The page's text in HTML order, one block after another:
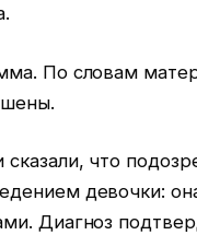
По словам
что
девочки:
Диагноз